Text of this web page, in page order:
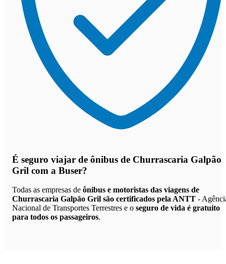
É seguro viajar de ônibus de Churrascaria Galpão
Gril com a Buser?
Todas as empresas de ônibus e motoristas das viagens de
Churrascaria Galpão Gril são certificados pela ANTT -
Nacional de Transportes Terrestres e o seguro de vida é gratuito
para todos os passageiros.